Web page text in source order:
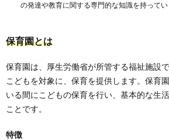
の発達や教育に関する専門的な知識を持ってい
保育園とは
保育園は、厚生労働省が所管する福祉施設
こどもを対象に、保育を提供します。保育
いる間にこどもの保育を行い、基本的な生
ことです。
特徴